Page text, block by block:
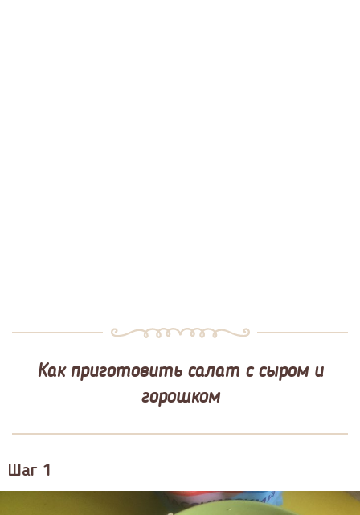
Как приготовить салат с сыром и
горошком
Шаг 1